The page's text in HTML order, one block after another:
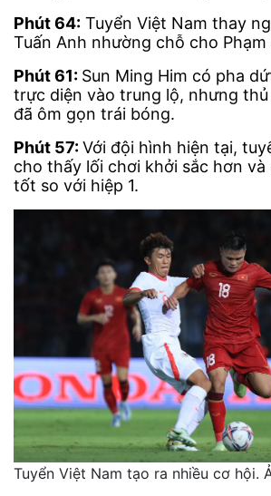
Phút 64: Tuyển Việt Nam thay
Tuấn Anh nhường chỗ cho Phạm
Phút 61: Sun Ming Him có pha
trực diện vào trung lộ, nhưng thủ
đã ôm gọn trái bóng.
Phút 57:Với đội hình hiện tại,
cho thấy lối chơi khởi sắc hơn
tốt so với hiệp 1.
Tuyển Việt Nam tạo ra nhiều cơ hội.